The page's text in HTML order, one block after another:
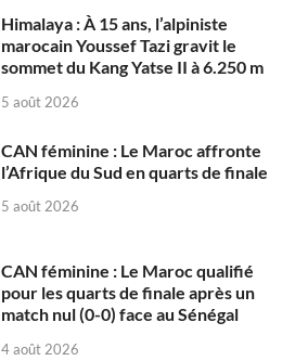
Himalaya : À 15 ans, l’alpiniste
marocain Youssef Tazi gravit le
sommet du Kang Yatse II à 6.250 m
5 août 2026
CAN féminine : Le Maroc affronte
l’Afrique du Sud en quarts de finale
5 août 2026
CAN féminine : Le Maroc qualifié
pour les quarts de finale après un
match nul (0-0) face au Sénégal
4 août 2026